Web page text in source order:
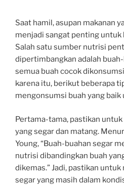
Saat hamil, asupan makanan
menjadi sangat penting untuk
Salah satu sumber nutrisi
dipertimbangkan adalah
semua buah cocok
karena itu, berikut beberapa
mengonsumsi buah yang baik
Pertama-tama, pastikan
yang segar dan matang.
Young, “Buah-buahan segar
nutrisi dibandingkan buah
dikemas.” Jadi, pastikan
segar yang masih dalam